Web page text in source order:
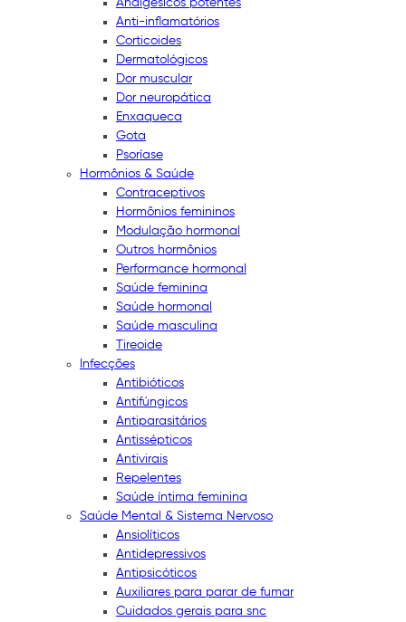
Analgésicos potentes
Anti-inflamatórios
Corticoides
Dermatológicos
Dor muscular
Dor neuropática
Enxaqueca
Gota
Psoríase
Hormônios & Saúde
Contraceptivos
Hormônios femininos
Modulação hormonal
Outros hormônios
Performance hormonal
Saúde feminina
Saúde hormonal
Saúde masculina
Tireoide
Infecções
Antibióticos
Antifúngicos
Antiparasitários
Antissépticos
Antivirais
Repelentes
Saúde íntima feminina
Saúde Mental & Sistema Nervoso
Ansiolíticos
Antidepressivos
Antipsicóticos
Auxiliares para parar de fumar
Cuidados gerais para snc